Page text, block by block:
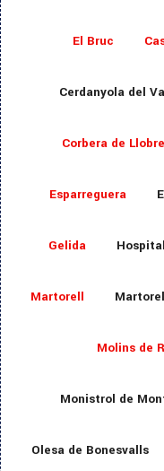
El Bruc
Cerdanyola del
Corbera de
Esparreguera
Gelida
Martorell
Molins de
Monistrol de
Olesa de Bonesvalls